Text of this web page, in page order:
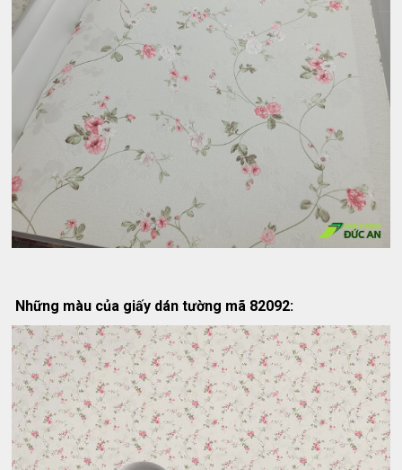
Những màu của giấy dán tường mã 82092: